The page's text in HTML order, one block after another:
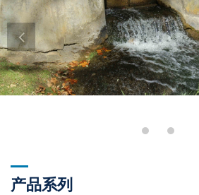
产品系列